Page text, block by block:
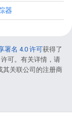
器
署名 4.0 许可获得了
可。有关详情，请
其关联公司的注册商